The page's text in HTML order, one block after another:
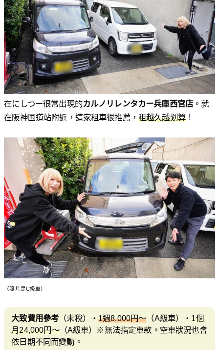
在にしつー很常出現的カルノリレンタカー兵庫西宮店。就
在阪神国道站附近，這家租車很推薦， 租越久越划算！
（照片是C級車）
大致費用參考（未稅）・1週8,000円〜 （A級車）・ 1個
月24,000円〜（A級車）※無法指定車款。空車狀況也會
依日期不同而變動。